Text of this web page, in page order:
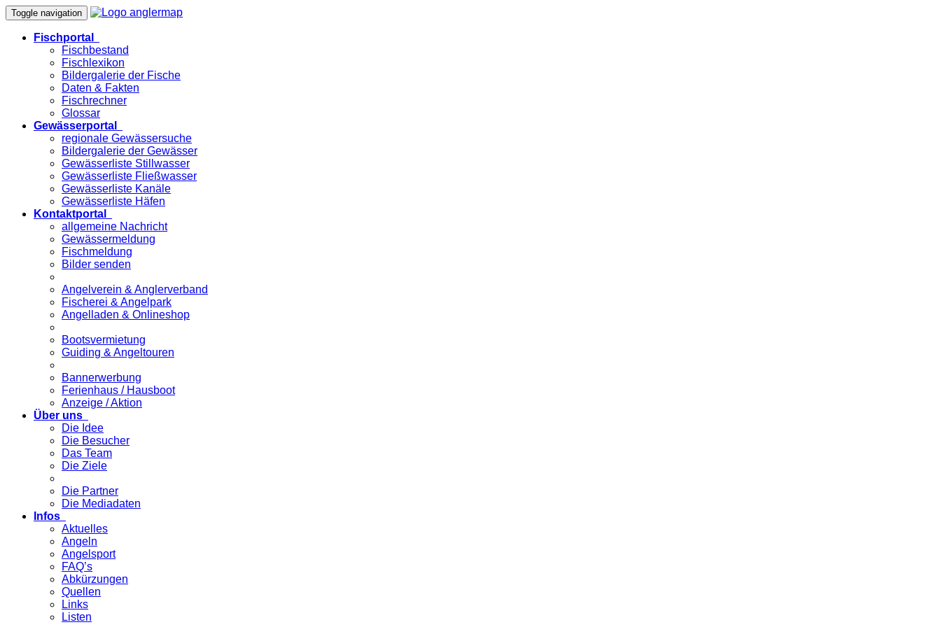
Toggle navigation
Fischportal
Fischbestand
Fischlexikon
Bildergalerie der Fische
Daten & Fakten
Fischrechner
Glossar
Gewässerportal
regionale Gewässersuche
Bildergalerie der Gewässer
Gewässerliste Stillwasser
Gewässerliste Fließwasser
Gewässerliste Kanäle
Gewässerliste Häfen
Kontaktportal
allgemeine Nachricht
Gewässermeldung
Fischmeldung
Bilder senden
Angelverein & Anglerverband
Fischerei & Angelpark
Angelladen & Onlineshop
Bootsvermietung
Guiding & Angeltouren
Bannerwerbung
Ferienhaus / Hausboot
Anzeige / Aktion
Über uns
Die Idee
Die Besucher
Das Team
Die Ziele
Die Partner
Die Mediadaten
Infos
Aktuelles
Angeln
Angelsport
FAQ’s
Abkürzungen
Quellen
Links
Listen